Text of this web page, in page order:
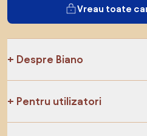
Vreau toate
Despre Biano
Pentru utilizatori